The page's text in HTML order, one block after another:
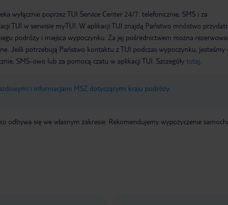
wyłącznie poprzez TUI Service Center 24/7: telefonicznie, SMS i za
TUI w serwisie myTUI. W aplikacji TUI znajdą Państwo mnóstwo
podróży i miejsca wypoczynku. Za jej pośrednictwem można
Jeśli potrzebują Państwo kontaktu z TUI podczas wypoczynku, jesteśmy
SMS-owo lub za pomocą czatu w aplikacji TUI. Szczegóły tutaj
i informacjami MSZ dotyczącymi kraju podróży.
odbywa się we własnym zakresie. Rekomendujemy wypożyczenie